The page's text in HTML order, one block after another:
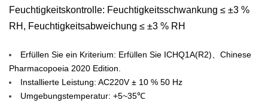
Feuchtigkeitskontrolle: Feuchtigkeitsschwankung ≤ ±3 %
RH, Feuchtigkeitsabweichung ≤ ±3 % RH
Erfüllen Sie ein Kriterium: Erfüllen Sie ICHQ1A(R2)、Chinese
Pharmacopoeia 2020 Edition.
Installierte Leistung: AC220V ± 10 % 50 Hz
Umgebungstemperatur: +5~35℃